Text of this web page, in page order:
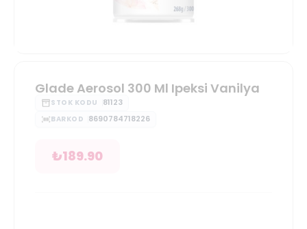
Glade Aerosol 300 Ml Ipeksi Vanilya
STOK KODU 81123
BARKOD 8690784718226
₺189.90